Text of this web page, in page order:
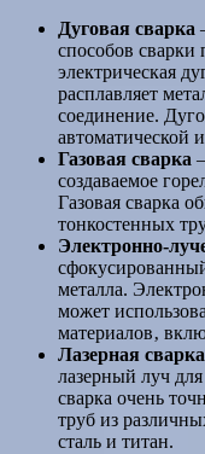
Дуговая сварка
способов
электрическая
расплавляет
соединение.
автоматической
Газовая сварка
создаваемое
Газовая сварка
тонкостенных
Электронно-
металла.
может
материалов‚
Лазерная сварка
лазерный луч
сварка очень
труб из
сталь и титан.